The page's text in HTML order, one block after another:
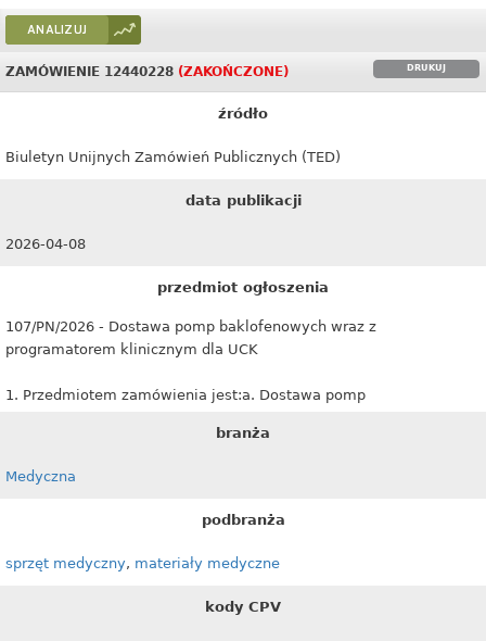
ANALIZUJ
DRUKUJ
ZAMÓWIENIE 12440228 (ZAKOŃCZONE)
źródło
Biuletyn Unijnych Zamówień Publicznych (TED)
data publikacji
2026-04-08
przedmiot ogłoszenia
107/PN/2026 - Dostawa pomp baklofenowych wraz z
programatorem klinicznym dla UCK
1. Przedmiotem zamówienia jest:a. Dostawa pomp
branża
Medyczna
podbranża
sprzęt medyczny, materiały medyczne
kody CPV